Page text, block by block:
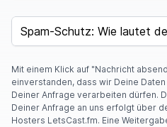
SPAM CAPTCHA
Mit einem Klick auf "Nachricht
einverstanden, dass wir Deine
Deiner Anfrage verarbeiten dürfen.
Deiner Anfrage an uns erfolgt über
Hosters LetsCast.fm. Eine